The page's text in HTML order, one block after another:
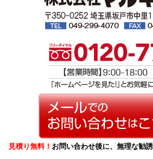
見積り無料！ お問い合わせ後に、無理な勧